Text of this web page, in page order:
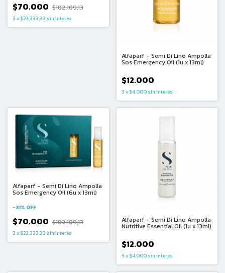
$70.000 $102.109,13
3 x $23.333,33 sin interés
Alfaparf - Semi Di Lino Ampolla
Sos Emergency Oil (1u x 13ml)
$12.000
3 x $4.000 sin interés
Alfaparf - Semi Di Lino Ampolla
Sos Emergency Oil (6u x 13ml)
-31% OFF
$70.000 $102.109,13
3 x $23.333,33 sin interés
Alfaparf - Semi Di Lino Ampolla
Nutritive Essential Oil (1u x 13ml)
$12.000
3 x $4.000 sin interés